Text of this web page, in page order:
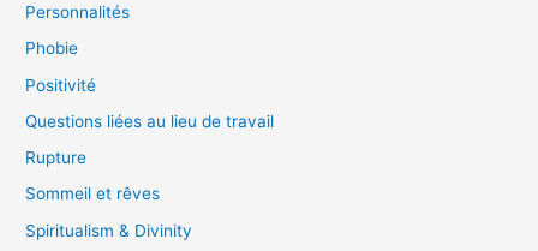
Personnalités
Phobie
Positivité
Questions liées au lieu de travail
Rupture
Sommeil et rêves
Spiritualism & Divinity